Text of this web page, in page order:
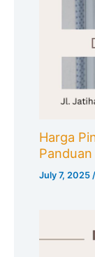
Harga
July 7, 2025/